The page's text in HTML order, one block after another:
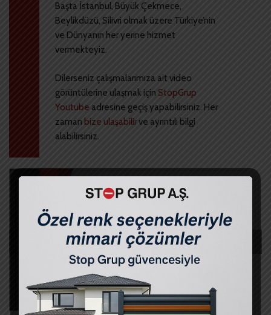
Başta İstanbul, Büyük Çekmece,
Beylikdüzü, Silivri olmak üzere Türkiye’nin
ve Dünyanın her yerine hizmet
vermekteyiz.
Dilerseniz çalışmalarımıza ait video
görüntülerine ulaşmak için StopGrup
Youtube adresine geçiş yapabilirsiniz. Her
zaman bize ulaşabilirve ayrıntılı bilgi
alabilirsiniz.